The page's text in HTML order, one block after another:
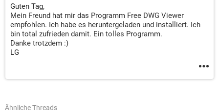
Guten Tag,
Mein Freund hat mir das Programm Free DWG Viewer
empfohlen. Ich habe es heruntergeladen und installiert. Ich
bin total zufrieden damit. Ein tolles Programm.
Danke trotzdem :)
LG
Ähnliche Threads